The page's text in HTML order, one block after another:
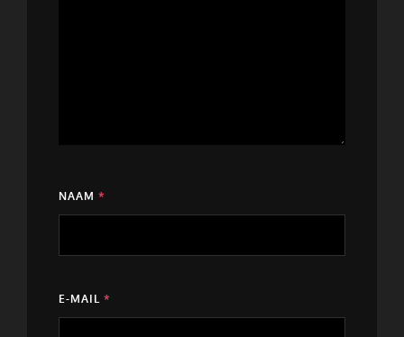
NAAM *
E-MAIL *